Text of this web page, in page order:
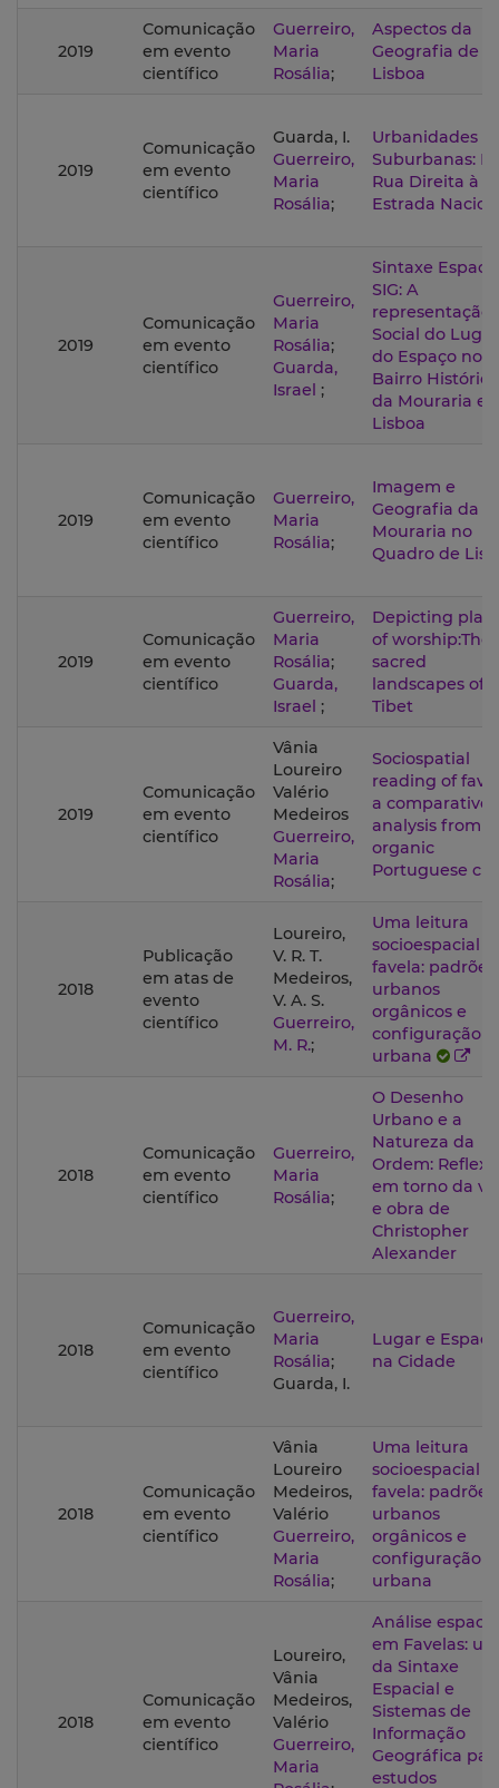
2019
Comunicação
em evento
científico
Guerreiro,
Maria
Rosália;
Aspectos da
Geografia de
Lisboa​
2019
Comunicação
em evento
científico
Guarda, I.
Guerreiro,
Maria
Rosália;
Urbanidades
Suburbanas:
Rua Direita à
Estrada
2019
Comunicação
em evento
científico
Guerreiro,
Maria
Rosália;
Guarda,
Israel ;
Sintaxe
SIG: A
representação
Social do
do Espaço no
Bairro Histórico
da Mouraria
Lisboa
2019
Comunicação
em evento
científico
Guerreiro,
Maria
Rosália;
Imagem e
Geografia da
Mouraria no
Quadro de
2019
Comunicação
em evento
científico
Guerreiro,
Maria
Rosália;
Guarda,
Israel ;
Depicting
of worship:The
sacred
landscapes of
Tibet
2019
Comunicação
em evento
científico
Vânia
Loureiro
Valério
Medeiros
Guerreiro,
Maria
Rosália;
Sociospatial
reading of
a comparative
analysis from
organic
Portuguese
2018
Publicação
em atas de
evento
científico
Loureiro,
V. R. T.
Medeiros,
V. A. S.
Guerreiro,
M. R.;
Uma leitura
socioespacial
favela: padrões
urbanos
orgânicos e
configuração
urbana
2018
Comunicação
em evento
científico
Guerreiro,
Maria
Rosália;
O Desenho
Urbano e a
Natureza da
Ordem:
em torno da
e obra de
Christopher
Alexander
2018
Comunicação
em evento
científico
Guerreiro,
Maria
Rosália;
Guarda, I.
Lugar e Espaço
na Cidade
2018
Comunicação
em evento
científico
Vânia
Loureiro
Medeiros,
Valério
Guerreiro,
Maria
Rosália;
Uma leitura
socioespacial
favela: padrões
urbanos
orgânicos e
configuração
urbana
2018
Comunicação
em evento
científico
Loureiro,
Vânia
Medeiros,
Valério
Guerreiro,
Maria
Análise
em Favelas:
da Sintaxe
Espacial e
Sistemas de
Informação
Geográfica
estudos